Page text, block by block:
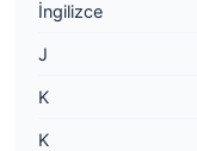
İngilizce
J
K
K